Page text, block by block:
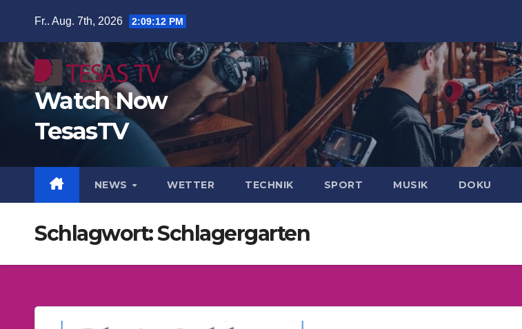
springen
Fr.. Aug. 7th, 2026 2:09:13 PM
Watch Now
TesasTV
NEWS WETTER TECHNIK SPORT MUSIK DOKU
Schlagwort:Schlagergarten